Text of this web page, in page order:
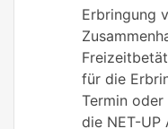
Erbringung
für die
Termin
die NET-UP